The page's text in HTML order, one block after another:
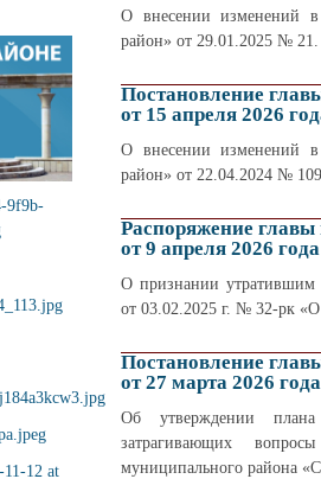
О внесении изменений в
район» от 29.01.2025 № 21.
Постановление
от 15 апреля 2026
О внесении изменений в
район» от 22.04.2024 №
Распоряжение
от 9 апреля 2026 года
О признании утратившим
от 03.02.2025 г. № 32-рк
Постановление
от 27 марта 2026 года
Об утверждении плана
затрагивающих
муниципального района